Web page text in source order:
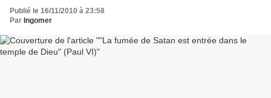
Publié le 16/11/2010 à 23:58
Par Ingomer